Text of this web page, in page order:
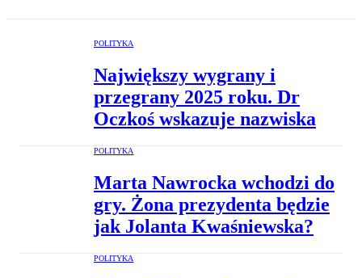
POLITYKA
Największy wygrany i
przegrany 2025 roku. Dr
Oczkoś wskazuje nazwiska
POLITYKA
Marta Nawrocka wchodzi do
gry. Żona prezydenta będzie
jak Jolanta Kwaśniewska?
POLITYKA